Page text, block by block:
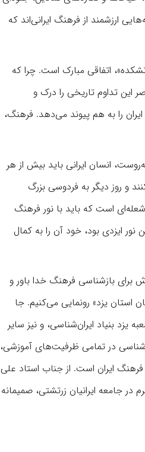
ارزشمند از فرهنگ ایرانی‌اند که
اتفاقی مبارک است. چرا که
این تداوم تاریخی را درک و
را به هم پیوند می‌دهد. فرهنگ،
انسان ایرانی باید بیش از هر
و روز دیگر به فردوسی بزرگ
است که باید با نور فرهنگ
نور ایزدی بود، خود آن را به کمال
بازشناسی فرهنگ خدا باور و
استان یزد» رونمایی می‌کنیم. جا
یزد بنیاد ایران‌شناسی، و نیز سایر
در تمامی ظرفیت‌های آموزشی،
ایران است. از جناب استاد علی
جامعه ایرانیان زرتشتی، صمیمانه